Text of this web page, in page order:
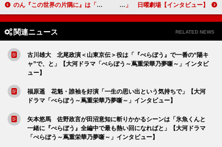
のん『この世界の片隅に』は「末長くご覧いただきたい作品」片渕須直監督「私たちが暮らしている時代は昭和20年8月15日に始まった」終戦80年上映に込めた思い【インタビュー】 清水尋也、松本潤は「目が何個付いているのだろうと思うくらい、現場を把握されている」 日曜劇場【インタビュー】
関連ニュース RELATED NEWS
古川雄大 北尾政演＜山東京伝＞役は「『べらぼう』で一番の“陽キ
ャ”で、と」【大河ドラマ「べらぼう～蔦重栄華乃夢噺～」インタビ
ュー】
福原遥 花魁・誰袖を好演「一生の思い出という気持ちで」【大河
ドラマ「べらぼう～蔦重栄華乃夢噺～」インタビュー】
矢本悠馬 佐野政言が田沼意知に斬りかかるシーンは「氷魚くんと
一緒に『べらぼう』全編中で最も熱い回になればと」【大河ドラマ
「べらぼう～蔦重栄華乃夢噺～」インタビュー】